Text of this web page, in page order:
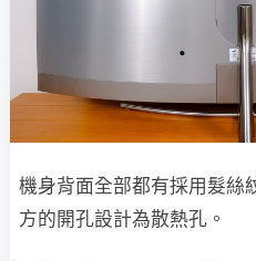
機身背面全部都有採用髮絲
方的開孔設計為散熱孔。